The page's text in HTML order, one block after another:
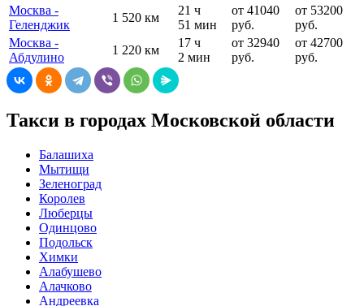
Москва -
Геленджик
1 520 км
21 ч
51 мин
от 41040
руб.
от 53200
руб.
Москва -
Абдулино
1 220 км
17 ч
2 мин
от 32940
руб.
от 42700
руб.
Такси в городах Московской области
Балашиха
Мытищи
Зеленоград
Королев
Люберцы
Одинцово
Подольск
Химки
Алабушево
Алачково
Андреевка